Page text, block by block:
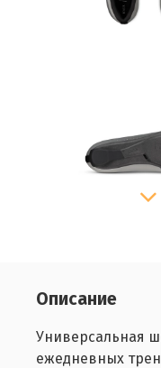
Описание
Универсальная
ежедневных